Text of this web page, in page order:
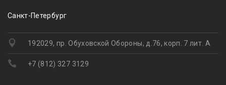
Санкт-Петербург
192029, пр. Обуховской Обороны, д.76, корп. 7 лит. А
+7 (812) 327 3129